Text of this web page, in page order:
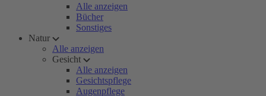
Alle anzeigen
Bücher
Sonstiges
Natur
Alle anzeigen
Gesicht
Alle anzeigen
Gesichtspflege
Augenpflege